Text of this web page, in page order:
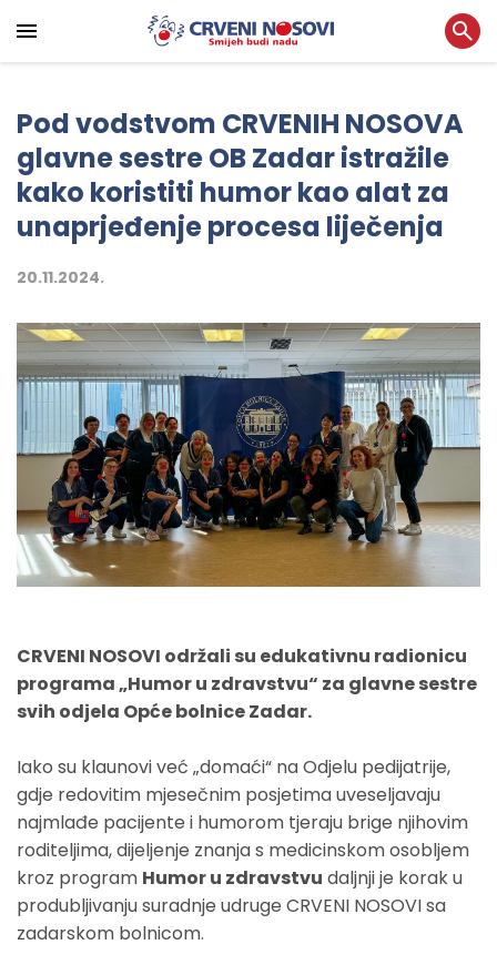
Pod vodstvom CRVENIH NOSOVA
glavne sestre OB Zadar istražile
kako koristiti humor kao alat za
unaprjeđenje procesa liječenja
20.11.2024.
CRVENI NOSOVI održali su edukativnu radionicu
programa „Humor u zdravstvu“ za glavne sestre
svih odjela Opće bolnice Zadar.
Iako su klaunovi već „domaći“ na Odjelu pedijatrije,
gdje redovitim mjesečnim posjetima uveseljavaju
najmlađe pacijente i humorom tjeraju brige njihovim
roditeljima, dijeljenje znanja s medicinskom osobljem
kroz program Humor u zdravstvu daljnji je korak u
produbljivanju suradnje udruge CRVENI NOSOVI sa
zadarskom bolnicom.